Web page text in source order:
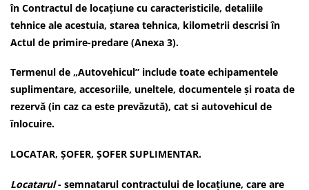
în Contractul de locațiune cu caracteristicile, detaliile
tehnice ale acestuia, starea tehnica, kilometrii descrisi în
Actul de primire-predare (Anexa 3).
Termenul de „Autovehicul” include toate echipamentele
suplimentare, accesoriile, uneltele, documentele și roata de
rezervă (in caz ca este prevăzută), cat si autovehicul de
înlocuire.
LOCATAR, ȘOFER, ȘOFER SUPLIMENTAR.
Locatarul- semnatarul contractului de locațiune, care are